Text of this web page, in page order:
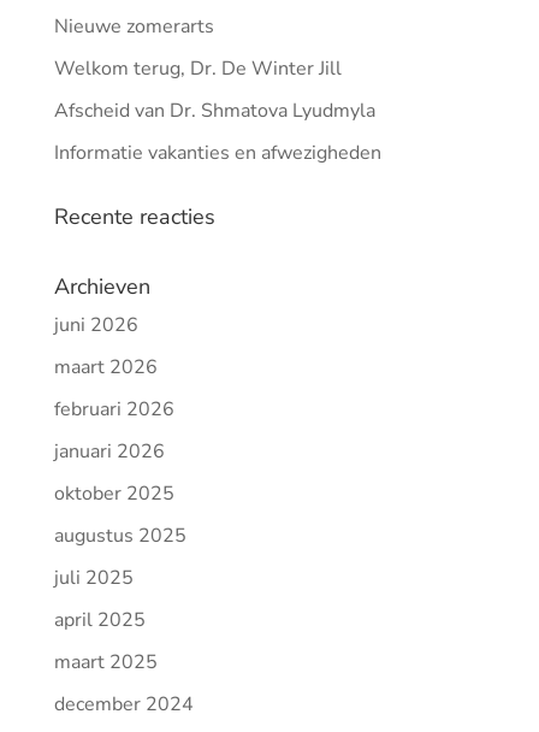
Nieuwe zomerarts
Welkom terug, Dr. De Winter Jill
Afscheid van Dr. Shmatova Lyudmyla
Informatie vakanties en afwezigheden
Recente reacties
Archieven
juni 2026
maart 2026
februari 2026
januari 2026
oktober 2025
augustus 2025
juli 2025
april 2025
maart 2025
december 2024